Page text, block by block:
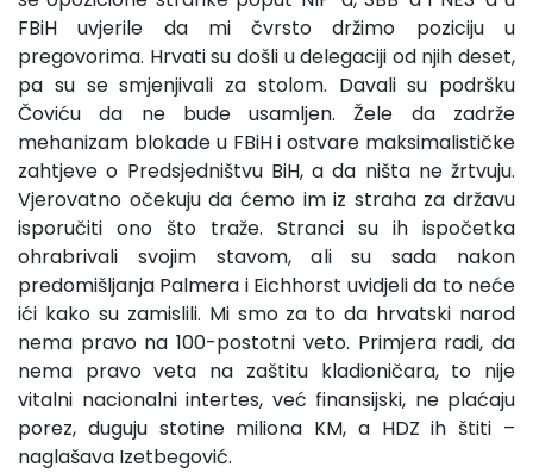
FBiH uvjerile da mi čvrsto držimo poziciju u
pregovorima. Hrvati su došli u delegaciji od njih deset,
pa su se smjenjivali za stolom. Davali su podršku
Čoviću da ne bude usamljen. Žele da zadrže
mehanizam blokade u FBiH i ostvare maksimalističke
zahtjeve o Predsjedništvu BiH, a da ništa ne žrtvuju.
Vjerovatno očekuju da ćemo im iz straha za državu
isporučiti ono što traže. Stranci su ih ispočetka
ohrabrivali svojim stavom, ali su sada nakon
predomišljanja Palmera i Eichhorst uvidjeli da to neće
ići kako su zamislili. Mi smo za to da hrvatski narod
nema pravo na 100-postotni veto. Primjera radi, da
nema pravo veta na zaštitu kladioničara, to nije
vitalni nacionalni intertes, već finansijski, ne plaćaju
porez, duguju stotine miliona KM, a HDZ ih štiti –
naglašava Izetbegović.